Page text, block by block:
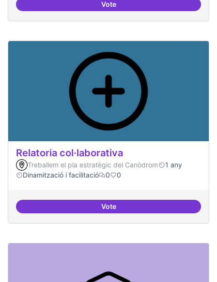
VoteRepositori de coneixement
Relatoria col·laborativa
Treballem el pla estratègic del Canòdrom
1 any
Dinamització i facilitació
0 0
VoteRelatoria col·laborativa